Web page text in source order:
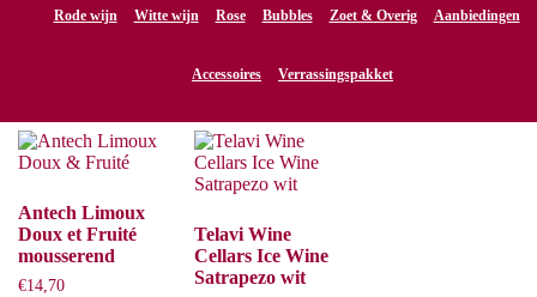
Rode wijn Witte wijn Rose Bubbles Zoet & Overig Aanbiedingen
Accessoires Verrassingspakket
Zoete wijn
Antech Limoux
Doux et Fruité
mousserend
€14,70
Telavi Wine
Cellars Ice Wine
Satrapezo wit